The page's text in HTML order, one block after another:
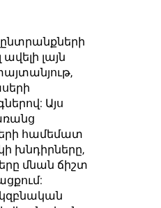
լայն
Այս
համեմատ
խնդիրները,
մնան ճիշտ